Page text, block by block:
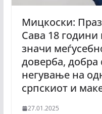
Мицкоски:
Сава 18
значи
доверба, добра
негување на
српскиот и
27.01.2025